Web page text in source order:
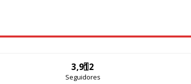
3,912
Seguidores